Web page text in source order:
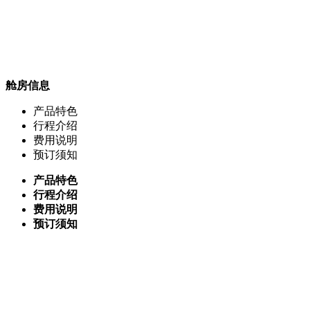
舱房信息
产品特色
行程介绍
费用说明
预订须知
产品特色
行程介绍
费用说明
预订须知